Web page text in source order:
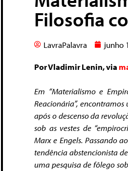
Filosofia
LavraPalavra junho
Por Vladimir Lenin, via
Em “Materialismo e
Reacionária”,
após o descenso da
sob as vestes de
Marx e Engels. Passando
tendência abstencionista
uma pesquisa de fôlego